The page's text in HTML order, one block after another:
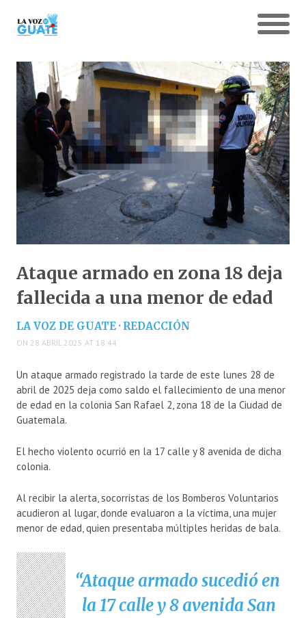
Ataque armado en zona 18 deja
fallecida a una menor de edad
LA VOZ DE GUATE · REDACCIÓN
ON 28 ABRIL 2025 AT 18:44
Un ataque armado registrado la tarde de este lunes 28 de
abril de 2025 deja como saldo el fallecimiento de una menor
de edad en la colonia San Rafael 2, zona 18 de la Ciudad de
Guatemala.
El hecho violento ocurrió en la 17 calle y 8 avenida de dicha
colonia.
Al recibir la alerta, socorristas de los Bomberos Voluntarios
acudieron al lugar, donde evaluaron a la víctima, una mujer
menor de edad, quien presentaba múltiples heridas de bala.
Ataque armado sucedió en
la 17 calle y 8 avenida San